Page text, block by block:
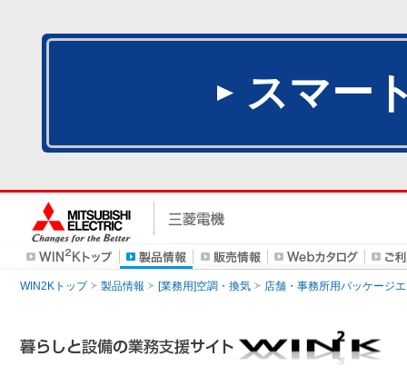
スマー
WIN2Kトップ 製品情報 [業務用]空調・換気 店舗・事務所用パッケージ